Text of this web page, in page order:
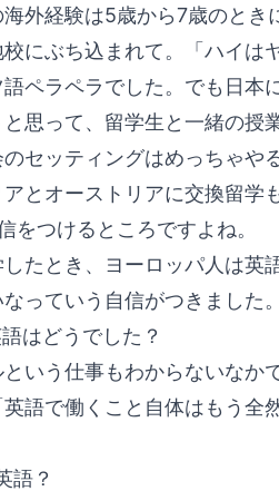
外経験は5歳から7歳のと
にぶち込まれて。「ハイは
ペラペラでした。でも日本
思って、留学生と一緒の授
セッティングはめっちゃや
とオーストリアに交換留学
をつけるところですよね。
たとき、ヨーロッパ人は英
っていう自信がつきました。
はどうでした？
いう仕事もわからないな
語で働くこと自体はもう全
語？